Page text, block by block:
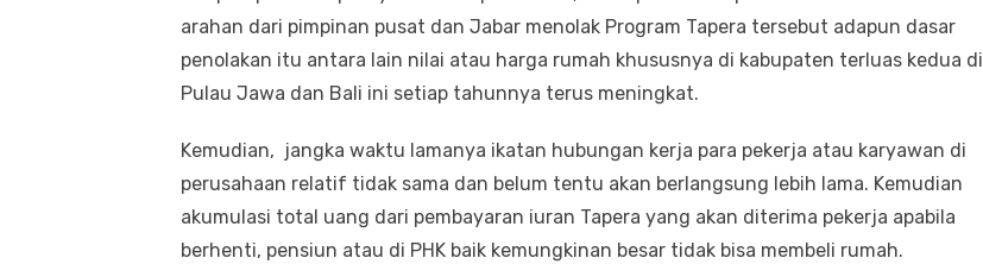
arahan dari pimpinan pusat dan Jabar menolak Program Tapera tersebut adapun dasar
penolakan itu antara lain nilai atau harga rumah khususnya di kabupaten terluas kedua di
Pulau Jawa dan Bali ini setiap tahunnya terus meningkat.
Kemudian, jangka waktu lamanya ikatan hubungan kerja para pekerja atau karyawan di
perusahaan relatif tidak sama dan belum tentu akan berlangsung lebih lama. Kemudian
akumulasi total uang dari pembayaran iuran Tapera yang akan diterima pekerja apabila
berhenti, pensiun atau di PHK baik kemungkinan besar tidak bisa membeli rumah.